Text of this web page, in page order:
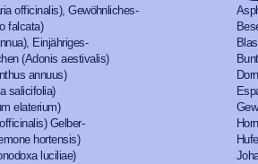
officinalis), Gewöhnliches-
falcata)
Einjähriges-
(Adonis aestivalis)
annuus)
salicifolia)
elaterium)
Gelber-
hortensis)
luciliae)